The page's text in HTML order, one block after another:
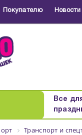
Покупателю Новости
Все для
Транспорт и